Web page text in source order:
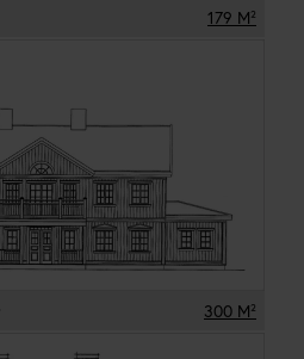
179 M²
300 M²